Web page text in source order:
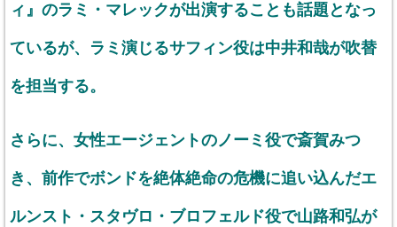
ィ』のラミ・マレックが出演することも話題となっ
ているが、ラミ演じるサフィン役は中井和哉が吹替
を担当する。
さらに、女性エージェントのノーミ役で斎賀みつ
き、前作でボンドを絶体絶命の危機に追い込んだエ
ルンスト・スタヴロ・ブロフェルド役で山路和弘が